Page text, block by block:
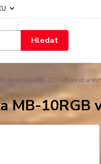
Hledat
bodovka MB-10RGB
MB-10RGB